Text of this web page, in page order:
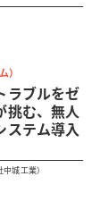
）
ラブルをゼ
挑む、無人
ステム導入
城工業）